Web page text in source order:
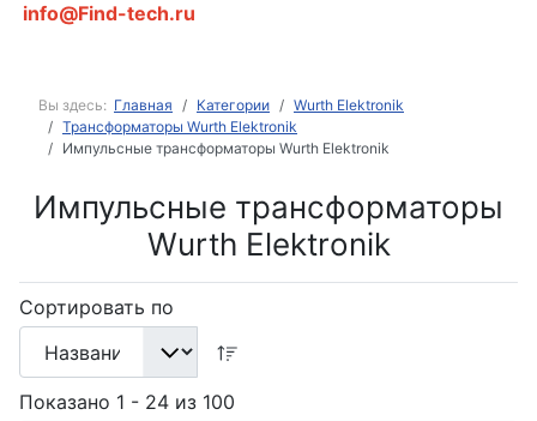
info@Find-tech.ru
Вы здесь: Главная Категории
Wurth Elektronik
Трансформаторы Wurth Elektronik
Импульсные трансформаторы Wurth Elektronik
Импульсные трансформаторы
Wurth Elektronik
Сортировать по
Показано 1 - 24 из 100